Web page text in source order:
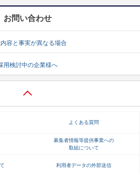
お問い合わせ
容と事実が異なる場合
用検討中の企業様へ
よくある質問
募集者情報等提供事業への
取組について
利用者データの外部送信